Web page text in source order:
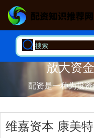
放大资
配资是一种为投
维嘉资本 康美